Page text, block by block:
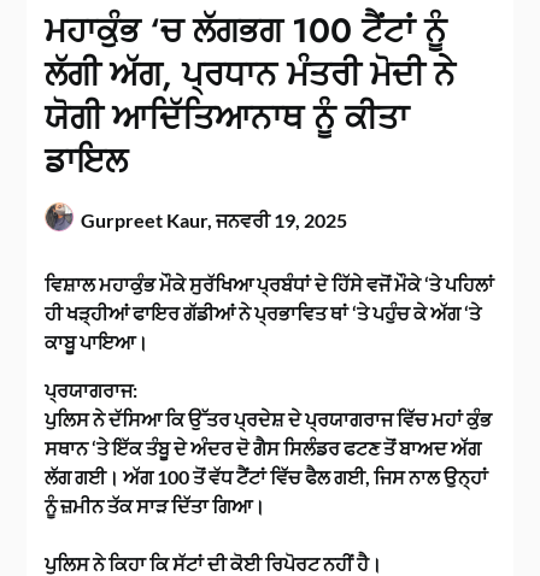
ਮਹਾਕੁੰਭ ‘ਚ ਲੱਗਭਗ 100 ਟੈਂਟਾਂ ਨੂੰ
ਲੱਗੀ ਅੱਗ, ਪ੍ਰਧਾਨ ਮੰਤਰੀ ਮੋਦੀ ਨੇ
ਯੋਗੀ ਆਦਿੱਤਿਆਨਾਥ ਨੂੰ ਕੀਤਾ
ਡਾਇਲ
Gurpreet Kaur,ਜਨਵਰੀ 19, 2025
ਵਿਸ਼ਾਲ ਮਹਾਕੁੰਭ ਮੌਕੇ ਸੁਰੱਖਿਆ ਪ੍ਰਬੰਧਾਂ ਦੇ ਹਿੱਸੇ ਵਜੋਂ ਮੌਕੇ ‘ਤੇ ਪਹਿਲਾਂ
ਹੀ ਖੜ੍ਹੀਆਂ ਫਾਇਰ ਗੱਡੀਆਂ ਨੇ ਪ੍ਰਭਾਵਿਤ ਥਾਂ ‘ਤੇ ਪਹੁੰਚ ਕੇ ਅੱਗ ‘ਤੇ
ਕਾਬੂ ਪਾਇਆ।
ਪ੍ਰਯਾਗਰਾਜ:
ਪੁਲਿਸ ਨੇ ਦੱਸਿਆ ਕਿ ਉੱਤਰ ਪ੍ਰਦੇਸ਼ ਦੇ ਪ੍ਰਯਾਗਰਾਜ ਵਿੱਚ ਮਹਾਂ ਕੁੰਭ
ਸਥਾਨ ‘ਤੇ ਇੱਕ ਤੰਬੂ ਦੇ ਅੰਦਰ ਦੋ ਗੈਸ ਸਿਲੰਡਰ ਫਟਣ ਤੋਂ ਬਾਅਦ ਅੱਗ
ਲੱਗ ਗਈ। ਅੱਗ 100 ਤੋਂ ਵੱਧ ਟੈਂਟਾਂ ਵਿੱਚ ਫੈਲ ਗਈ, ਜਿਸ ਨਾਲ ਉਨ੍ਹਾਂ
ਨੂੰ ਜ਼ਮੀਨ ਤੱਕ ਸਾੜ ਦਿੱਤਾ ਗਿਆ।
ਪੁਲਿਸ ਨੇ ਕਿਹਾ ਕਿ ਸੱਟਾਂ ਦੀ ਕੋਈ ਰਿਪੋਰਟ ਨਹੀਂ ਹੈ।